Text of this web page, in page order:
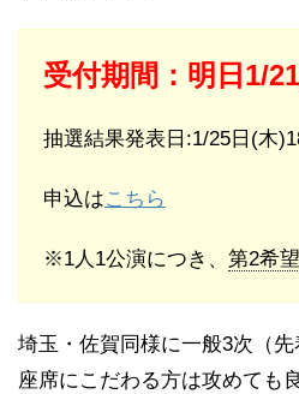
受付期間：明日1/
抽選結果発表日:1/25日(木
申込はこちら
※1人1公演につき、 第2希
埼玉・佐賀同様に一般3次（先
座席にこだわる方は攻めても